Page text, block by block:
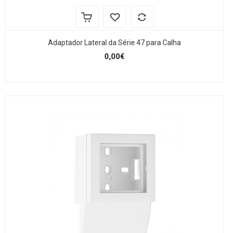
Adaptador Lateral da Série 47 para Calha
0,00€